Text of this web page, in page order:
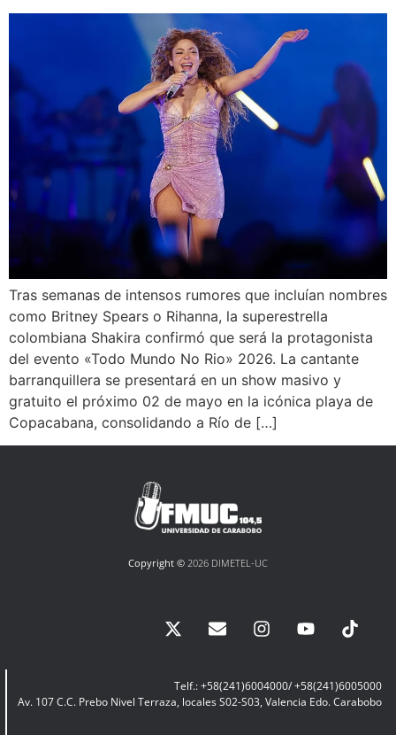
Tras semanas de intensos rumores que incluían nombres
como Britney Spears o Rihanna, la superestrella
colombiana Shakira confirmó que será la protagonista
del evento «Todo Mundo No Rio» 2026. La cantante
barranquillera se presentará en un show masivo y
gratuito el próximo 02 de mayo en la icónica playa de
Copacabana, consolidando a Río de […]
Copyright © 2026 DIMETEL-UC
Telf.: +58(241)6004000/ +58(241)6005000
Av. 107 C.C. Prebo Nivel Terraza, locales S02-S03, Valencia Edo. Carabobo